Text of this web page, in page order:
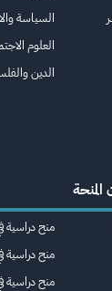
السياسة
العلوم
الدين
منح دراسية
منح دراسية
منح دراسية